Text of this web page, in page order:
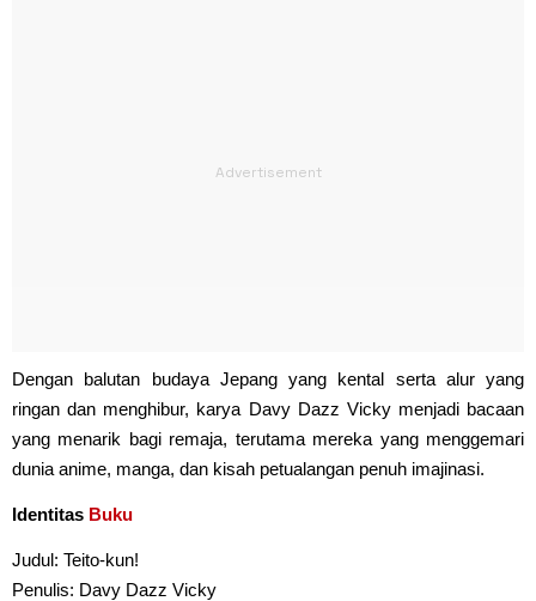
Dengan balutan budaya Jepang yang kental serta alur yang
ringan dan menghibur, karya Davy Dazz Vicky menjadi bacaan
yang menarik bagi remaja, terutama mereka yang menggemari
dunia anime, manga, dan kisah petualangan penuh imajinasi.
Identitas Buku
Judul: Teito-kun!
Penulis: Davy Dazz Vicky